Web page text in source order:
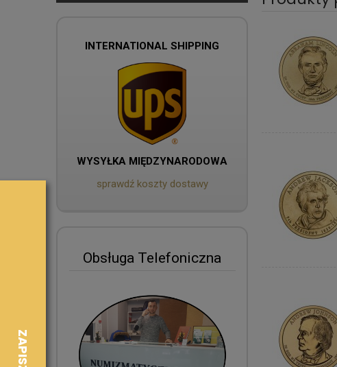
INTERNATIONAL SHIPPING
WYSYŁKA MIĘDZYNARODOWA
sprawdź koszty dostawy
Obsługa Telefoniczna